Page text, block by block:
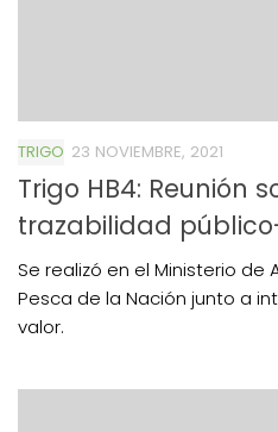
TRIGO 23 NOVIEMBRE, 2021
Trigo HB4: Reunión
trazabilidad
Se realizó en el Ministerio de
Pesca de la Nación junto a
valor.